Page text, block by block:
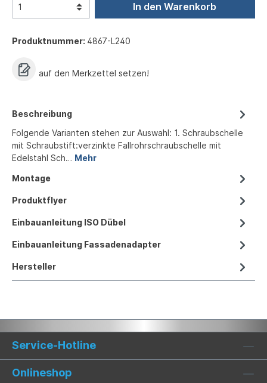
In den Warenkorb
Produktnummer: 4867-L240
auf den Merkzettel setzen!
Beschreibung
Folgende Varianten stehen zur Auswahl: 1. Schraubschelle
mit Schraubstift:verzinkte Fallrohrschraubschelle mit
Edelstahl Sch… Mehr
Montage
Produktflyer
Einbauanleitung ISO Dübel
Einbauanleitung Fassadenadapter
Hersteller
Service-Hotline
Onlineshop